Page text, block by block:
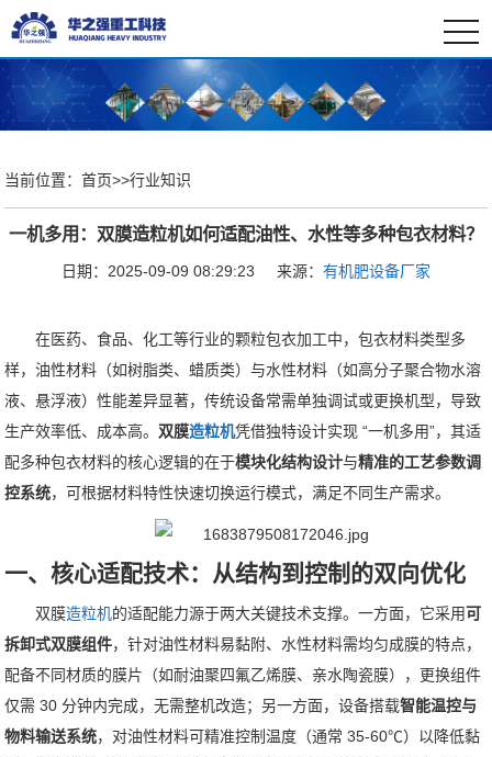
当前位置：首页>>行业知识
一机多用：双膜造粒机如何适配油性、水性等多种包衣材料？
日期：2025-09-09 08:29:23 来源： 有机肥设备厂家
在医药、食品、化工等行业的颗粒包衣加工中，包衣材料类型多
样，油性材料（如树脂类、蜡质类）与水性材料（如高分子聚合物水溶
液、悬浮液）性能差异显著，传统设备常需单独调试或更换机型，导致
生产效率低、成本高。 双膜造粒机凭借独特设计实现 “一机多用”，其适
配多种包衣材料的核心逻辑的在于模块化结构设计与精准的工艺参数调
控系统，可根据材料特性快速切换运行模式，满足不同生产需求。
一、核心适配技术：从结构到控制的双向优化
双膜造粒机的适配能力源于两大关键技术支撑。一方面，它采用可
拆卸式双膜组件，针对油性材料易黏附、水性材料需均匀成膜的特点，
配备不同材质的膜片（如耐油聚四氟乙烯膜、亲水陶瓷膜），更换组件
仅需 30 分钟内完成，无需整机改造；另一方面，设备搭载智能温控与
物料输送系统，对油性材料可精准控制温度（通常 35-60℃）以降低黏